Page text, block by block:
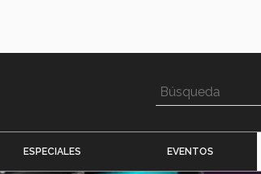
ESPECIALES EVENTOS